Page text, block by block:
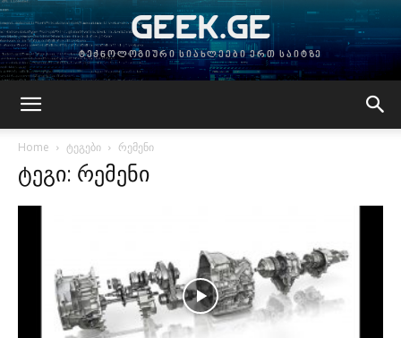
GEEK.GE
ტექნოლოგიური სიახლეები ერთ საიტზე
Home ტეგები რემენი
ტეგი: რემენი